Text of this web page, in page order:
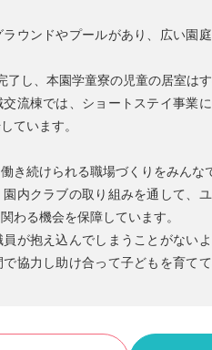
ウンドやプールがあり、広い園
了し、本園学童寮の児童の居室は
交流棟では、ショートステイ事業
ています。
き続けられる職場づくりをみんな
内クラブの取り組みを通して、
わる機会を保障しています。
が抱え込んでしまうことがない
協力し助け合って子どもを育て